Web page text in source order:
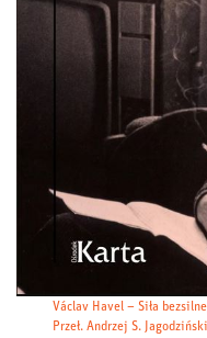
Václav Havel – Siła
Przeł. Andrzej S. Jagodziński